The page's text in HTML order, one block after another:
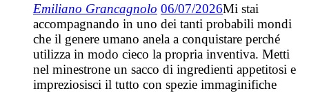
Emiliano Grancagnolo 06/07/2026Mi stai
accompagnando in uno dei tanti probabili mondi
che il genere umano anela a conquistare perché
utilizza in modo cieco la propria inventiva. Metti
nel minestrone un sacco di ingredienti appetitosi e
impreziosisci il tutto con spezie immaginifiche